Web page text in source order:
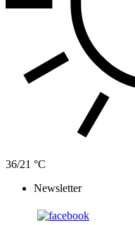
36/21 °C
Newsletter